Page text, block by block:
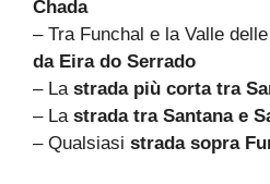
Chada
– Tra Funchal e la Valle
da Eira do Serrado
– La strada più corta tra
– La strada tra Santana e
– Qualsiasi strada sopra